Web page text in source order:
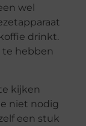
wel
drinkt.
te hebben
kijken
niet nodig
een stuk